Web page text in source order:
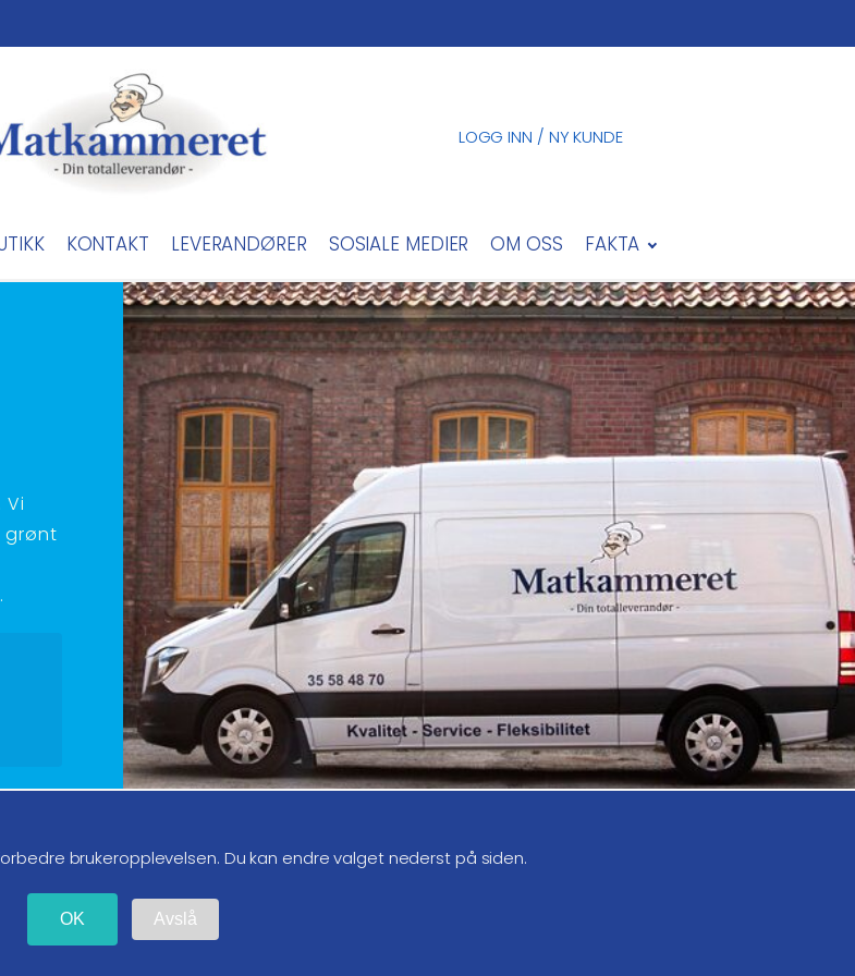
LOGG INN / NY KUNDE
KONTAKT LEVERANDØRER SOSIALE MEDIER OM OSS FAKTA
Vi
grønt
brukeropplevelsen. Du kan endre valget nederst på siden.
OK Avslå